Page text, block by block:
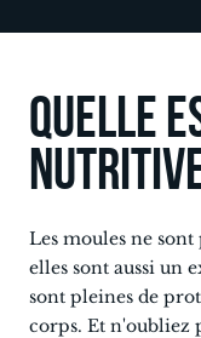
Quelle
nutritive
Les moules ne sont
elles sont aussi un
sont pleines de
corps. Et n'oubliez